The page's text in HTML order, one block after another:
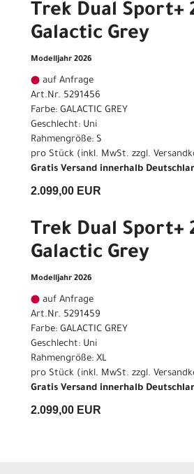
Trek Dual Sport+
Galactic Grey
Modelljahr 2026
auf Anfrage
Art.Nr. 5291456
Farbe: GALACTIC GREY
Geschlecht: Uni
Rahmengröße: S
pro Stück (inkl. MwSt. zzgl.
Gratis Versand innerhalb
2.099,00 EUR
Trek Dual Sport+
Galactic Grey
Modelljahr 2026
auf Anfrage
Art.Nr. 5291459
Farbe: GALACTIC GREY
Geschlecht: Uni
Rahmengröße: XL
pro Stück (inkl. MwSt. zzgl.
Gratis Versand innerhalb
2.099,00 EUR